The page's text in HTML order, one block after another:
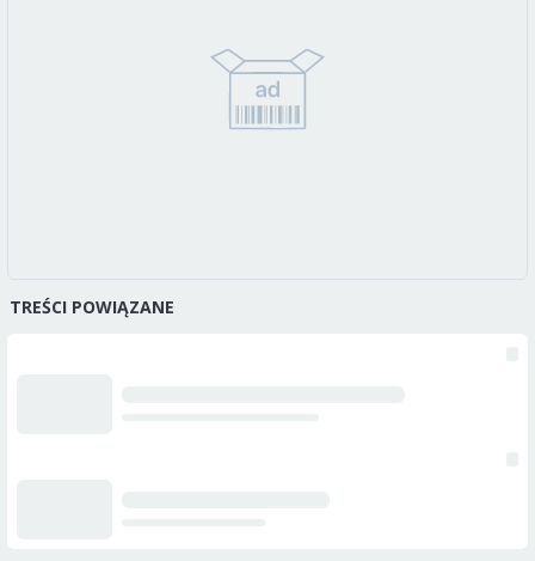
TREŚCI POWIĄZANE